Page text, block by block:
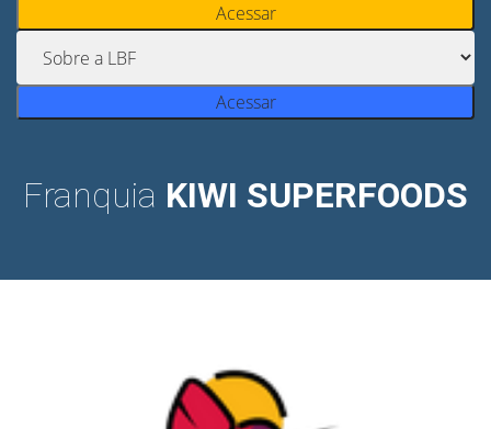
Acessar
Acessar
Franquia KIWI SUPERFOODS